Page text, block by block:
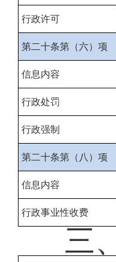
行政许可
第二十条第（六）项
信息内容
行政处罚
行政强制
第二十条第（八）项
信息内容
行政事业性收费
三